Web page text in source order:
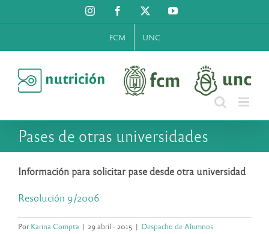
al
InstagramFacebook YouTube
FCM UNC
Pases de otras universidades
Información para solicitar pase desde otra universidad
Resolución 9/2006
PorKarina Compta | 29 abril - 2015 | Despacho de Alumnos